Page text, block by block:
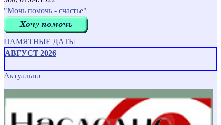
"Мочь помочь - счастье"
ПАМЯТНЫЕ ДАТЫ
АВГУСТ 2026
Актуально